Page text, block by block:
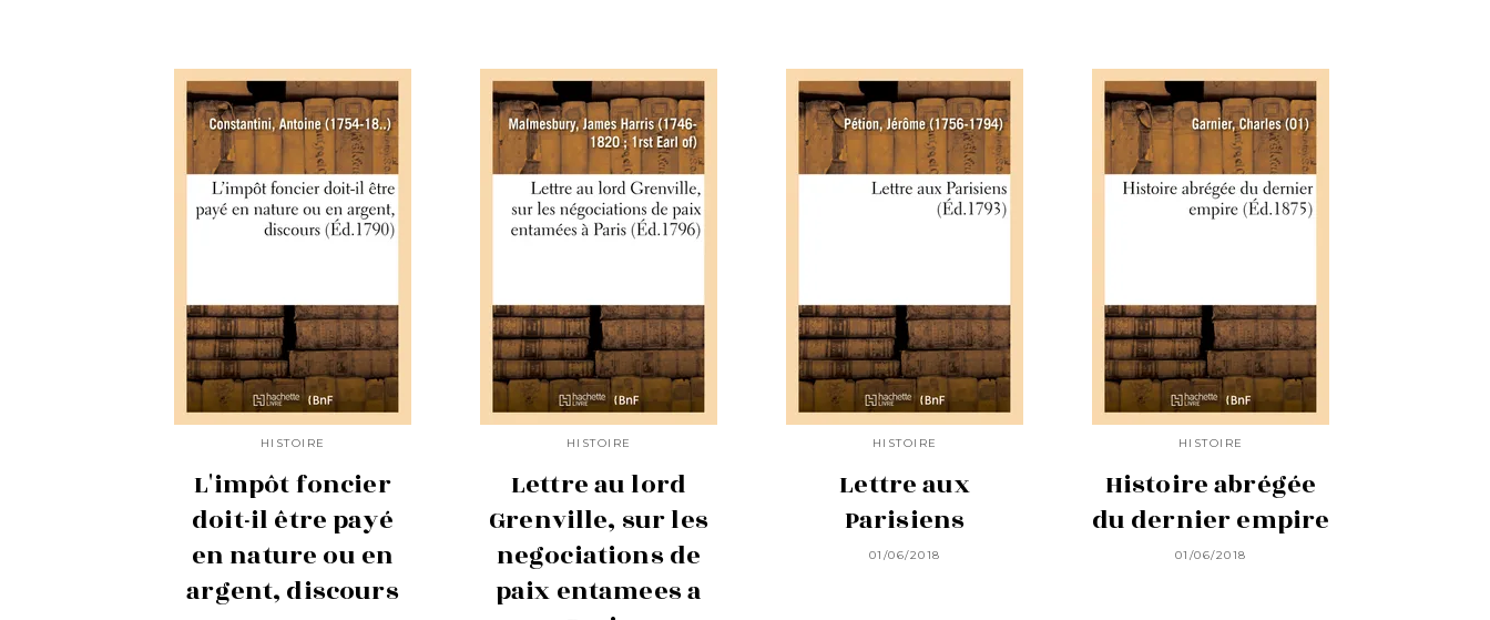
HISTOIRE
L'impôt foncier
doit-il être payé
en nature ou en
argent, discours
HISTOIRE
Lettre au lord
Grenville, sur les
negociations de
paix entamees a
HISTOIRE
Lettre aux
Parisiens
01/06/2018
HISTOIRE
Histoire abrégée
du dernier empire
01/06/2018